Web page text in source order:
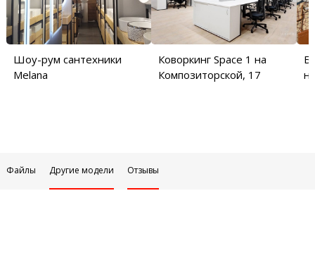
Шоу-рум сантехники
Melana
Коворкинг Space 1 на
Композиторской, 17
Файлы Другие модели Отзывы